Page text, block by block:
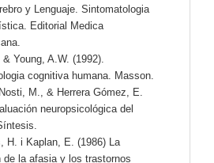
y Lenguaje. Sintomatologia
Editorial Medica
Young, A.W. (1992).
cognitiva humana. Masson.
M., & Herrera Gómez, E.
neuropsicológica del
H. i Kaplan, E. (1986) La
de la afasia y los trastornos